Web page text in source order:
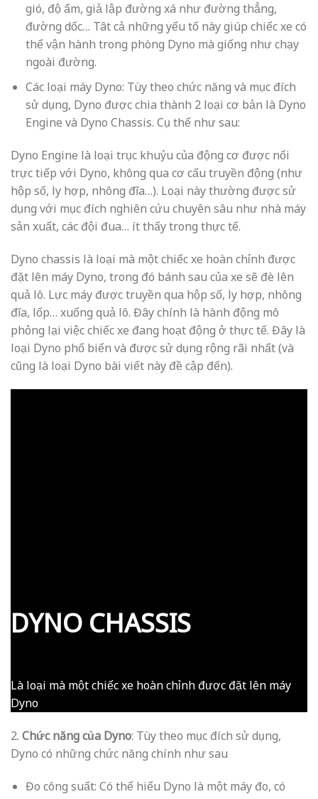
gió, độ ẩm, giả lập đường xá như đường thẳng,
đường dốc… Tât cả những yếu tố này giúp chiếc xe có
thể vận hành trong phòng Dyno mà giống như chạy
ngoài đường.
Các loại máy Dyno: Tùy theo chức năng và mục đích
sử dụng, Dyno được chia thành 2 loại cơ bản là Dyno
Engine và Dyno Chassis. Cụ thể như sau:
Dyno Engine là loại trục khuỷu của động cơ được nối
trực tiếp với Dyno, không qua cơ cấu truyền động (như
hộp số, ly hợp, nhông đĩa…). Loại này thường được sử
dụng với mục đích nghiên cứu chuyên sâu như nhà máy
sản xuất, các đội đua… ít thấy trong thực tế.
Dyno chassis là loại mà một chiếc xe hoàn chỉnh được
đặt lên máy Dyno, trong đó bánh sau của xe sẽ đè lên
quả lô. Lực máy được truyền qua hộp số, ly hợp, nhông
đĩa, lốp… xuống quả lô. Đây chính là hành động mô
phỏng lại việc chiếc xe đang hoạt động ở thực tế. Đây là
loại Dyno phổ biến và được sử dụng rộng rãi nhất (và
cũng là loại Dyno bài viết này đề cập đến).
khả năng đo công suất của của xe (cụ thể là máy) như
– Newtonmet). Đồng thời hiển thị các thông số này
theo dạng biểu đồ giúp các kĩ thuật viên chuẩn đoán,
đánh giá tình trạng xe. (khái niệm này có thể được
gọi là Test Dyno).
Canh chỉnh ECU (Tune ECU): Với một số xe đã thay
cần chỉnh lại hệ thống điều khiển ECU tương thích